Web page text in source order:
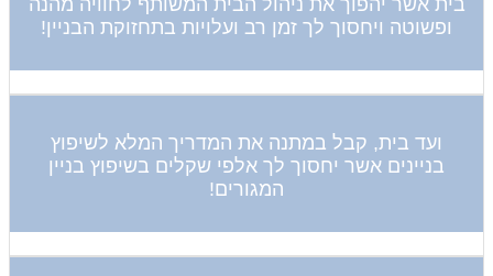
בית אשר יהפוך את ניהול הבית המשותף לחוויה מהנה
ופשוטה ויחסוך לך זמן רב ועלויות בתחזוקת הבניין!
ועד בית, קבל במתנה את המדריך המלא לשיפוץ
בניינים אשר יחסוך לך אלפי שקלים בשיפוץ בניין
המגורים!